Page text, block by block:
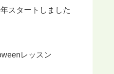
スタートしました
レッスン